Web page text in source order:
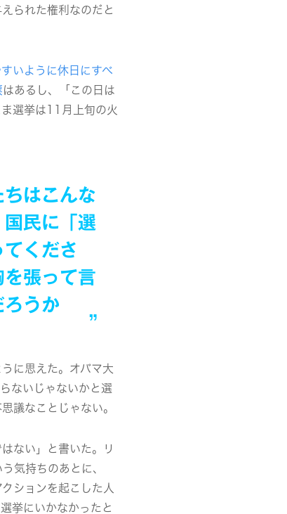
られた権利なのだと
いように休日にすべ
はあるし、「この日は
選挙は11月上旬の火
はこんな
国民に「選
くださ
を張って言
ろうか
に思えた。オバマ大
ないじゃないかと選
議なことじゃない。
はない」と書いた。リ
気持ちのあとに、
ションを起こした人
挙にいかなかったと